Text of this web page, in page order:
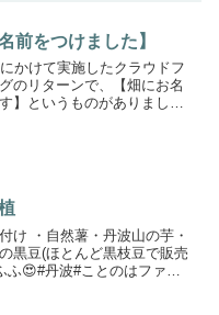
前をつけました】
かけて実施したクラウドフ
のリターンで、【畑にお名
】というものがありまし
け ・自然薯・丹波山の芋・
黒豆(ほとんど黒枝豆で販売
ふ😍#丹波#ことのはファー